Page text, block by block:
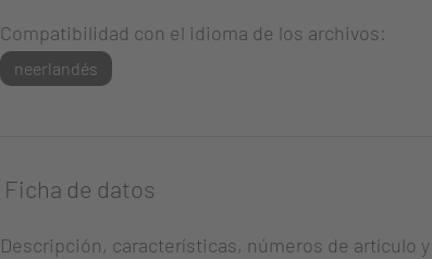
Compatibilidad con el idioma de los archivos:
neerlandés
Ficha de datos
Descripción, características, números de artículo